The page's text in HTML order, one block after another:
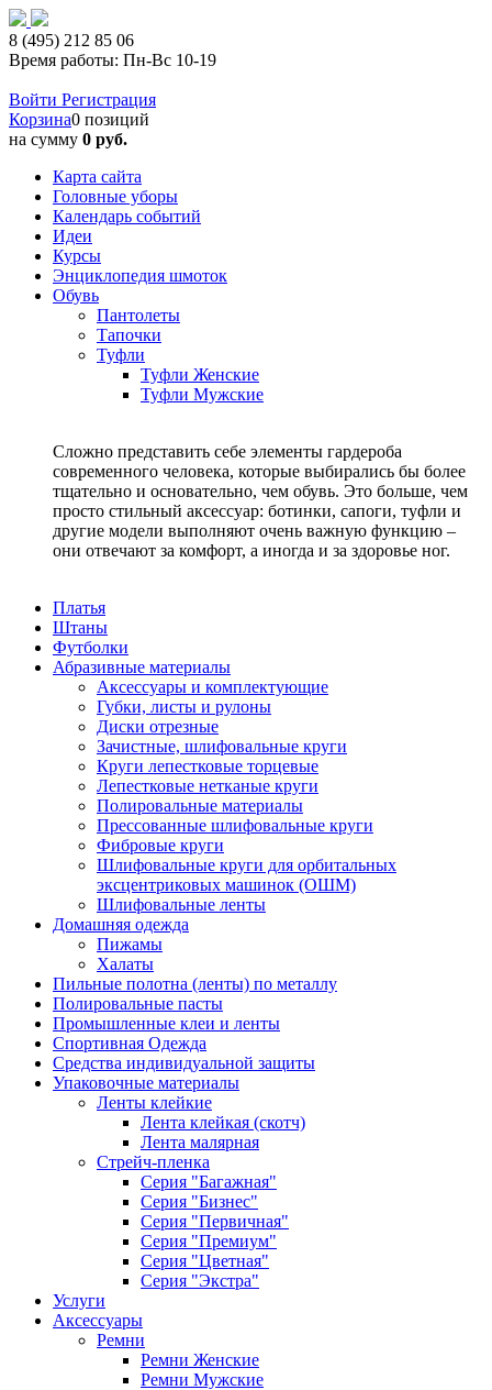
8 (495) 212 85 06
Время работы: Пн-Вс 10-19
Войти Регистрация
Корзина0 позиций
на сумму 0 руб.
Карта сайта
Головные уборы
Календарь событий
Идеи
Курсы
Энциклопедия шмоток
Обувь
Пантолеты
Тапочки
Туфли
Туфли Женские
Туфли Мужские
Сложно представить себе элементы гардероба
современного человека, которые выбирались бы более
тщательно и основательно, чем обувь. Это больше, чем
просто стильный аксессуар: ботинки, сапоги, туфли и
другие модели выполняют очень важную функцию –
они отвечают за комфорт, а иногда и за здоровье ног.
Платья
Штаны
Футболки
Абразивные материалы
Аксессуары и комплектующие
Губки, листы и рулоны
Диски отрезные
Зачистные, шлифовальные круги
Круги лепестковые торцевые
Лепестковые нетканые круги
Полировальные материалы
Прессованные шлифовальные круги
Фибровые круги
Шлифовальные круги для орбитальных
эксцентриковых машинок (ОШМ)
Шлифовальные ленты
Домашняя одежда
Пижамы
Халаты
Пильные полотна (ленты) по металлу
Полировальные пасты
Промышленные клеи и ленты
Спортивная Одежда
Средства индивидуальной защиты
Упаковочные материалы
Ленты клейкие
Лента клейкая (скотч)
Лента малярная
Стрейч-пленка
Серия "Багажная"
Серия "Бизнес"
Серия "Первичная"
Серия "Премиум"
Серия "Цветная"
Серия "Экстра"
Услуги
Аксессуары
Ремни
Ремни Женские
Ремни Мужские